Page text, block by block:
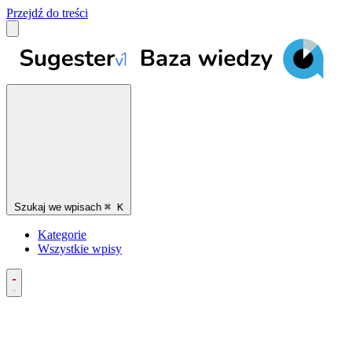
Przejdź do treści
Szukaj we wpisach ⌘ K
Kategorie
Wszystkie wpisy